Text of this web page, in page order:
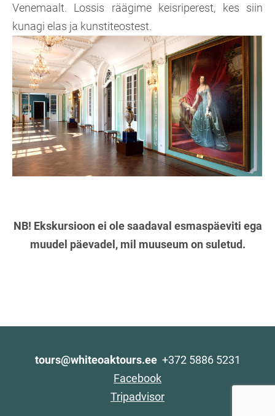
Venemaalt. Lossis räägime keisriperest, kes siin
kunagi elas ja kunstiteostest.
NB! Ekskursioon ei ole saadaval esmaspäeviti ega
muudel päevadel, mil muuseum on suletud.
tours@whiteoaktours.ee +372 5886 5231
Facebook
Tripadvisor